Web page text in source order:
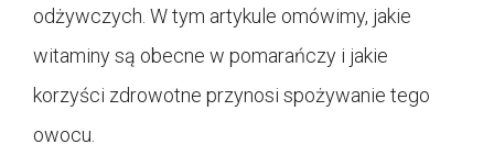
odżywczych. W tym artykule omówimy, jakie
witaminy są obecne w pomarańczy i jakie
korzyści zdrowotne przynosi spożywanie tego
owocu.